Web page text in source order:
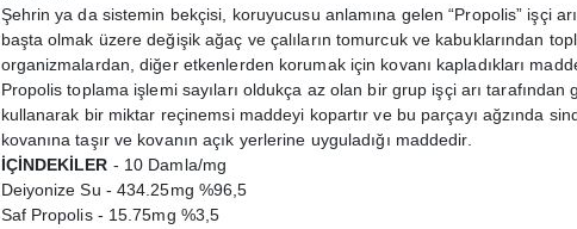
Şehrin ya da sistemin bekçisi, koruyucusu anlamına gelen “Propolis” işçi
başta olmak üzere değişik ağaç ve çalıların tomurcuk ve kabuklarından
organizmalardan, diğer etkenlerden korumak için kovanı kapladıkları
Propolis toplama işlemi sayıları oldukça az olan bir grup işçi arı
kullanarak bir miktar reçinemsi maddeyi kopartır ve bu parçayı ağzında
kovanına taşır ve kovanın açık yerlerine uyguladığı maddedir.
İÇİNDEKİLER - 10 Damla/mg
Deiyonize Su - 434.25mg %96,5
Saf Propolis - 15.75mg %3,5